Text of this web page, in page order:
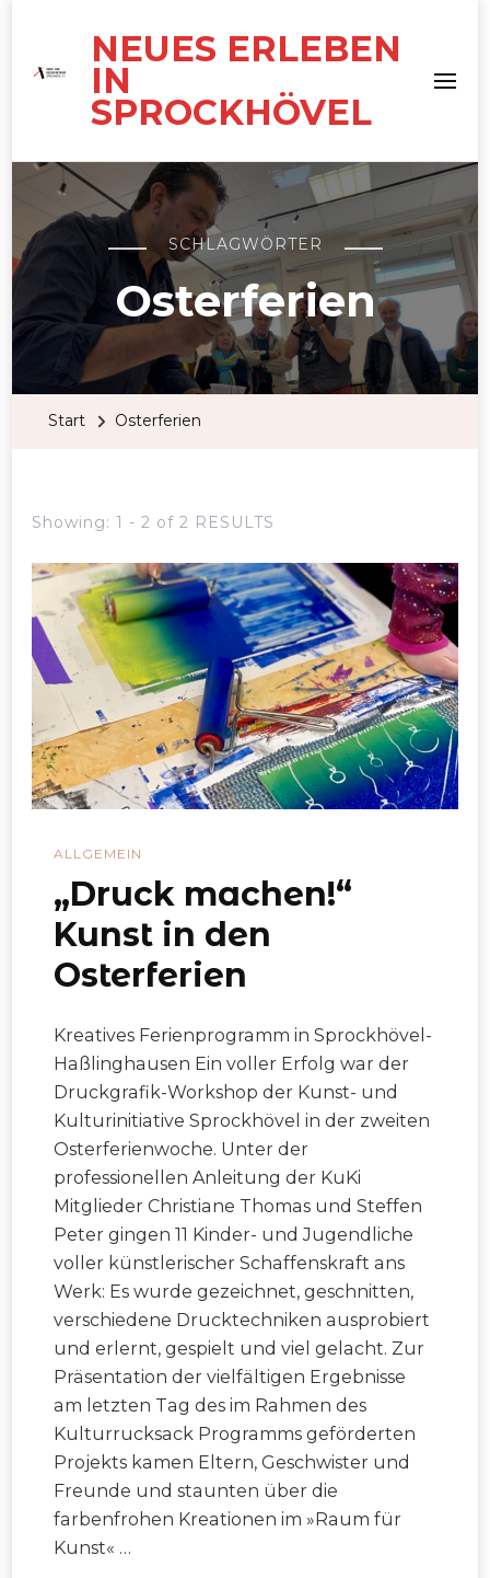
NEUES ERLEBEN
IN
SPROCKHÖVEL
SCHLAGWÖRTER
Osterferien
Start Osterferien
Showing: 1 - 2 of 2 RESULTS
ALLGEMEIN
„Druck machen!“
Kunst in den
Osterferien
Kreatives Ferienprogramm in Sprockhövel-
Haßlinghausen Ein voller Erfolg war der
Druckgrafik-Workshop der Kunst- und
Kulturinitiative Sprockhövel in der zweiten
Osterferienwoche. Unter der
professionellen Anleitung der KuKi
Mitglieder Christiane Thomas und Steffen
Peter gingen 11 Kinder- und Jugendliche
voller künstlerischer Schaffenskraft ans
Werk: Es wurde gezeichnet, geschnitten,
verschiedene Drucktechniken ausprobiert
und erlernt, gespielt und viel gelacht. Zur
Präsentation der vielfältigen Ergebnisse
am letzten Tag des im Rahmen des
Kulturrucksack Programms geförderten
Projekts kamen Eltern, Geschwister und
Freunde und staunten über die
farbenfrohen Kreationen im »Raum für
Kunst« …